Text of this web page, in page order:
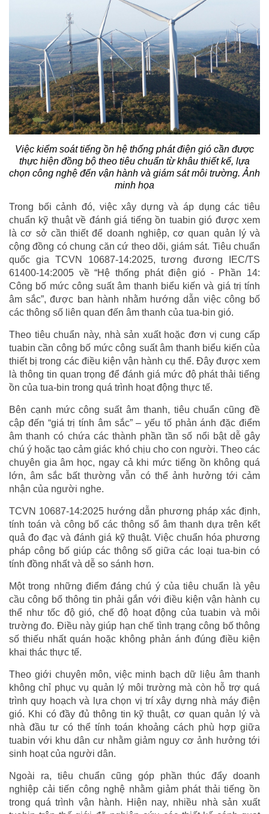
Việc kiểm soát tiếng ồn hệ thống phát điện gió cần được
thực hiện đồng bộ theo tiêu chuẩn từ khâu thiết kế, lựa
chọn công nghệ đến vận hành và giám sát môi trường. Ảnh
minh họa
Trong bối cảnh đó, việc xây dựng và áp dụng các tiêu
chuẩn kỹ thuật về đánh giá tiếng ồn tuabin gió được xem
là cơ sở cần thiết để doanh nghiệp, cơ quan quản lý và
cộng đồng có chung căn cứ theo dõi, giám sát. Tiêu chuẩn
quốc gia TCVN 10687-14:2025, tương đương IEC/TS
61400-14:2005 về “Hệ thống phát điện gió - Phần 14:
Công bố mức công suất âm thanh biểu kiến và giá trị tính
âm sắc”, được ban hành nhằm hướng dẫn việc công bố
các thông số liên quan đến âm thanh của tua-bin gió.
Theo tiêu chuẩn này, nhà sản xuất hoặc đơn vị cung cấp
tuabin cần công bố mức công suất âm thanh biểu kiến của
thiết bị trong các điều kiện vận hành cụ thể. Đây được xem
là thông tin quan trọng để đánh giá mức độ phát thải tiếng
ồn của tua-bin trong quá trình hoạt động thực tế.
Bên cạnh mức công suất âm thanh, tiêu chuẩn cũng đề
cập đến “giá trị tính âm sắc” – yếu tố phản ánh đặc điểm
âm thanh có chứa các thành phần tần số nổi bật dễ gây
chú ý hoặc tạo cảm giác khó chịu cho con người. Theo các
chuyên gia âm học, ngay cả khi mức tiếng ồn không quá
lớn, âm sắc bất thường vẫn có thể ảnh hưởng tới cảm
nhận của người nghe.
TCVN 10687-14:2025 hướng dẫn phương pháp xác định,
tính toán và công bố các thông số âm thanh dựa trên kết
quả đo đạc và đánh giá kỹ thuật. Việc chuẩn hóa phương
pháp công bố giúp các thông số giữa các loại tua-bin có
tính đồng nhất và dễ so sánh hơn.
Một trong những điểm đáng chú ý của tiêu chuẩn là yêu
cầu công bố thông tin phải gắn với điều kiện vận hành cụ
thể như tốc độ gió, chế độ hoạt động của tuabin và môi
trường đo. Điều này giúp hạn chế tình trạng công bố thông
số thiếu nhất quán hoặc không phản ánh đúng điều kiện
khai thác thực tế.
Theo giới chuyên môn, việc minh bạch dữ liệu âm thanh
không chỉ phục vụ quản lý môi trường mà còn hỗ trợ quá
trình quy hoạch và lựa chọn vị trí xây dựng nhà máy điện
gió. Khi có đầy đủ thông tin kỹ thuật, cơ quan quản lý và
nhà đầu tư có thể tính toán khoảng cách phù hợp giữa
tuabin với khu dân cư nhằm giảm nguy cơ ảnh hưởng tới
sinh hoạt của người dân.
Ngoài ra, tiêu chuẩn cũng góp phần thúc đẩy doanh
nghiệp cải tiến công nghệ nhằm giảm phát thải tiếng ồn
trong quá trình vận hành. Hiện nay, nhiều nhà sản xuất